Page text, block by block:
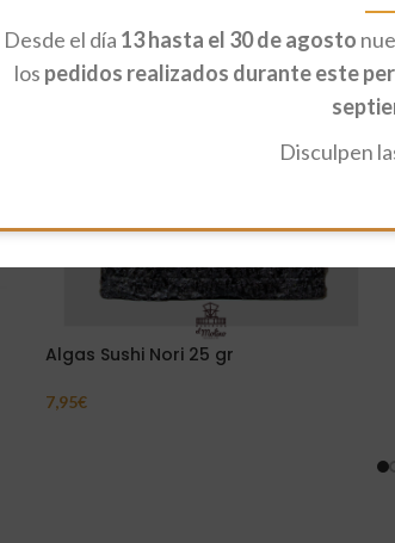
Desde el día 13 hasta el 30 de agosto
los pedidos realizados durante este
Disculpen
Algas Sushi Nori 25 gr
7,95€